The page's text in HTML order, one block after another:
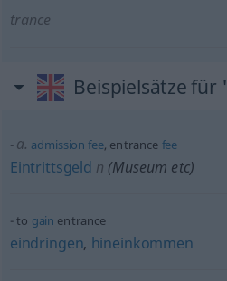
trance
Beispielsätze
a. admission fee, entrance fee
Eintrittsgeld n (Museum etc)
to gain entrance
eindringen, hineinkommen